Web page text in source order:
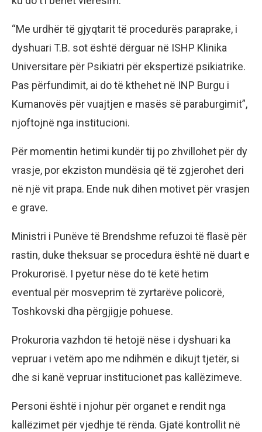
“Me urdhër të gjyqtarit të procedurës paraprake, i
dyshuari T.B. sot është dërguar në ISHP Klinika
Universitare për Psikiatri për ekspertizë psikiatrike.
Pas përfundimit, ai do të kthehet në INP Burgu i
Kumanovës për vuajtjen e masës së paraburgimit”,
njoftojnë nga institucioni.
Për momentin hetimi kundër tij po zhvillohet për dy
vrasje, por ekziston mundësia që të zgjerohet deri
në një vit prapa. Ende nuk dihen motivet për vrasjen
e grave.
Ministri i Punëve të Brendshme refuzoi të flasë për
rastin, duke theksuar se procedura është në duart e
Prokurorisë. I pyetur nëse do të ketë hetim
eventual për mosveprim të zyrtarëve policorë,
Toshkovski dha përgjigje pohuese.
Prokuroria vazhdon të hetojë nëse i dyshuari ka
vepruar i vetëm apo me ndihmën e dikujt tjetër, si
dhe si kanë vepruar institucionet pas kallëzimeve.
Personi është i njohur për organet e rendit nga
kallëzimet për vjedhje të rënda. Gjatë kontrollit në